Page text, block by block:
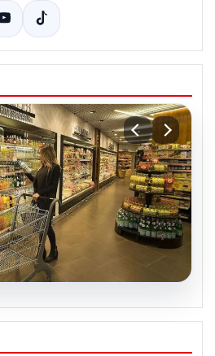
ne zaman
TÜİK mart ayı